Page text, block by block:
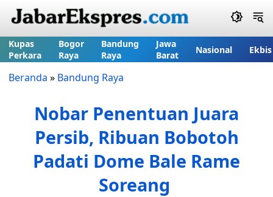
Kupas
Perkara
Bogor
Raya
Bandung
Raya
Jawa
Barat
Nasional Ekbis
Beranda » Bandung Raya
Nobar Penentuan Juara
Persib, Ribuan Bobotoh
Padati Dome Bale Rame
Soreang